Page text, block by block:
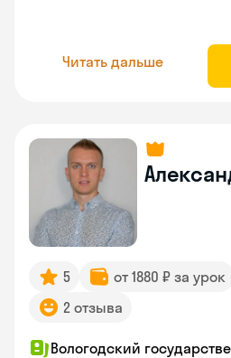
Читать дальше
5 от 1880 ₽ за урок
2 отзыва
Вологодский